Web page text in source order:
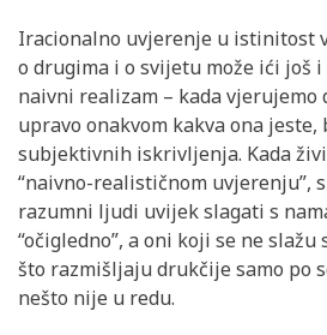
Iracionalno uvjerenje u istinitost
o drugima i o svijetu može ići još
naivni realizam – kada vjerujemo
upravo onakvom kakva ona jeste,
subjektivnih iskrivljenja. Kada
“naivno-realističnom uvjerenju”,
razumni ljudi uvijek slagati s
“očigledno”, a oni koji se ne
što razmišljaju drukčije samo po
nešto nije u redu.